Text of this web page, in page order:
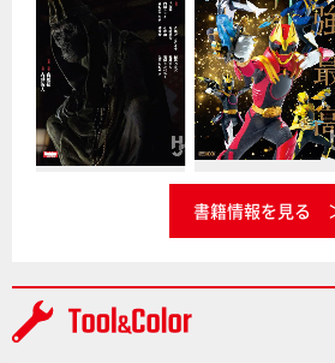
書籍情報を見る